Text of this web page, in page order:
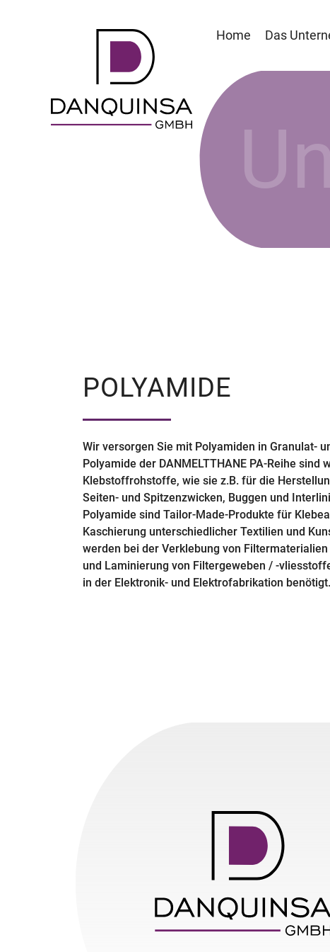
Home Das
POLYAMIDE
Wir versorgen Sie mit Polyamiden in Granulat-
Polyamide der DANMELTTHANE PA-Reihe sind
Klebstoffrohstoffe, wie sie z.B. für die
Seiten- und Spitzenzwicken, Buggen und
Polyamide sind Tailor-Made-Produkte für
Kaschierung unterschiedlicher Textilien und
werden bei der Verklebung von
und Laminierung von Filtergeweben / -
in der Elektronik- und Elektrofabrikation benötigt.